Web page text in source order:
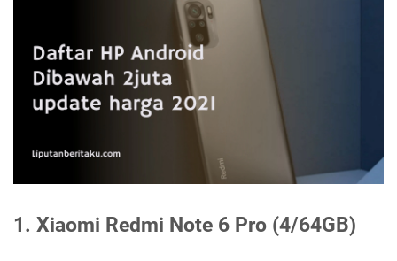
1. Xiaomi Redmi Note 6 Pro (4/64GB)